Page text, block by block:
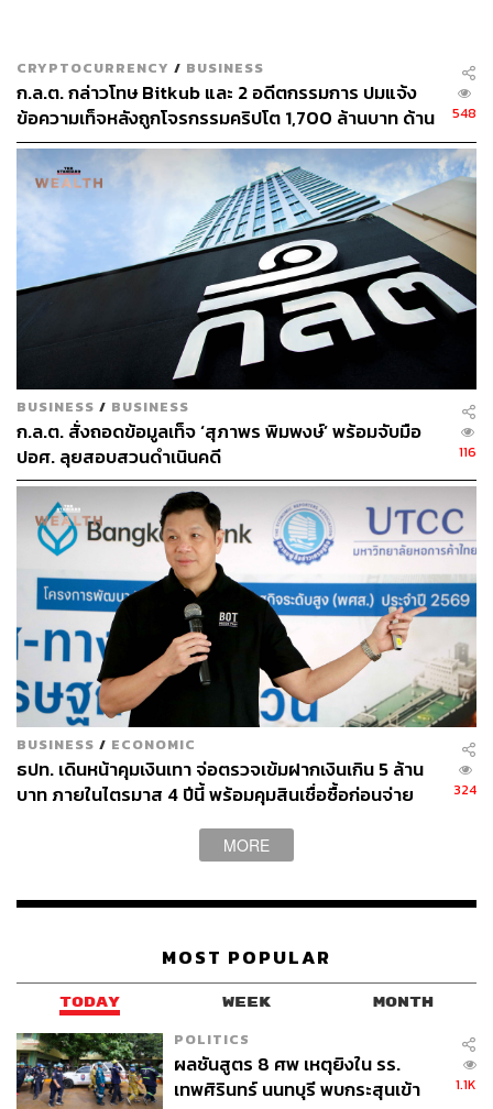
แท่นหุ้นใหญ่
ผู้บริหาร Bitkub Blockchain แจงชัด ไม่รู้เรื่องดีล SCB
พร้อมยืนยันความบริสุทธิ์ใจซื้อเหรียญ KUB ย้ำถือลงทุ
นยาว
สามารถติดตาม THE STANDARD WEALTH
ผ่านแอปพลิเคชันต่างๆ ที่คุณสะดวกหรือใช้งานอยู่แล้วได้เลย
TAGS: ประวีณ ดีขจรเดช
เชาวฤทธิ์ ประภาจิตร์
ข้อมูลเท็จ
คดีแพ่ง
สำนักงานคณะกรรมการกำกับหลักทรัพย์และ
ตลาดหลักทรัพย์ (ก.ล.ต.)
บมจ.พีพี ไพร์ม (PPPM)
กนกวัลย์ วรรณบุตร
ภัทชรดา จุฑาประทีป
CRYPTOCURRENCY / BUSINESS
ก.ล.ต. กล่าวโทษ Bitkub และ 2 อดีตกรรมการ ปมแจ้ง
ข้อความเท็จหลังถูกโจรกรรมคริปโต 1,700 ล้านบาท ด้าน
บริษัทแจงตัดสินใจปิดข่าวเพื่อสกัดการแห่ถอนสินทรัพย์
548
BUSINESS / BUSINESS
ก.ล.ต. สั่งถอดข้อมูลเท็จ ‘สุภาพร พิมพงษ์’ พร้อมจับมือ
ปอศ. ลุยสอบสวนดำเนินคดี
116
BUSINESS / ECONOMIC
ธปท. เดินหน้าคุมเงินเทา จ่อตรวจเข้มฝากเงินเกิน 5 ล้าน
บาท ภายในไตรมาส 4 ปีนี้ พร้อมคุมสินเชื่อซื้อก่อนจ่าย
324
MORE
MOST POPULAR
TODAY WEEK MONTH
POLITICS
ผลชันสูตร 8 ศพ เหตุยิงใน รร.
เทพศิรินทร์ นนทบุรี พบกระสุนเข้า
1.1K